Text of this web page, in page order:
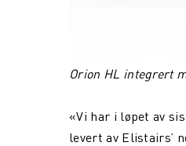
Orion HL integrert
«Vi har i løpet av
levert av Elistairs’